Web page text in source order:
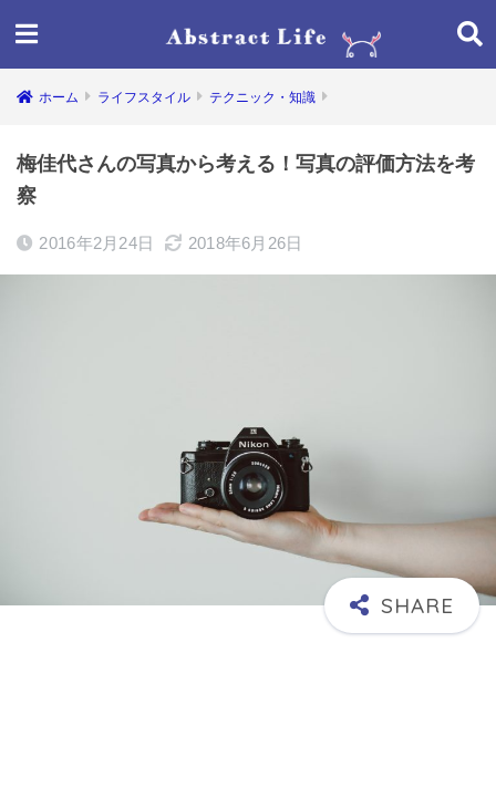
ホーム ライフスタイル テクニック・知識
梅佳代さんの写真から考える！写真の評価方法を考
察
2016年2月24日 2018年6月26日